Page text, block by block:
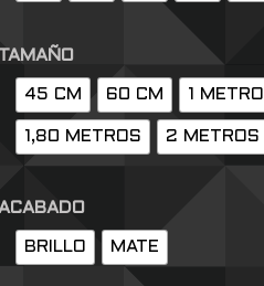
TAMAÑO
45 CM 60 CM 1 METRO
1,80 METROS 2 METROS
BRILLO MATE